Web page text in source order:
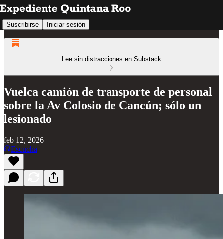
Suscribirse Iniciar sesión
Lee sin distracciones en Substack
Vuelca camión de transporte de personal
sobre la Av Colosio de Cancún; sólo un
lesionado
feb 12, 2026
Escucha